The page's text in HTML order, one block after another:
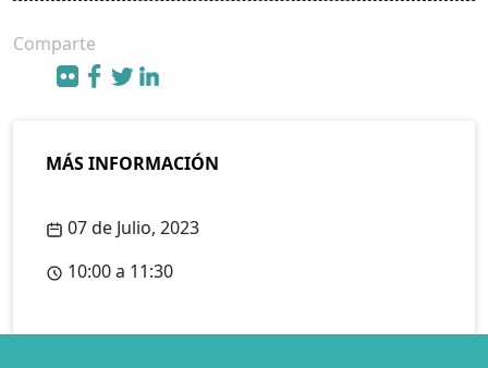
Comparte
MÁS INFORMACIÓN
07 de Julio, 2023
10:00 a 11:30